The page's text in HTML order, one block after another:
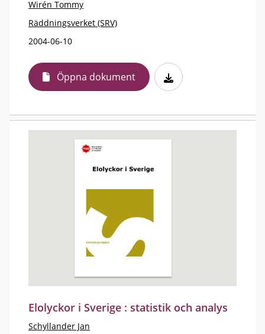
Wirén Tommy
Räddningsverket (SRV)
2004-06-10
Öppna dokument
Elolyckor i Sverige : statistik och analys
Schyllander Jan